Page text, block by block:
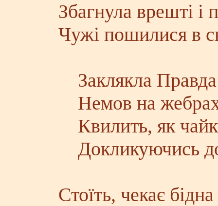
Збагнула врешті і
Чужі пошилися в
Заклякла Правда
Немов на
Квилить, як
Докликуючись
Стоїть, чекає